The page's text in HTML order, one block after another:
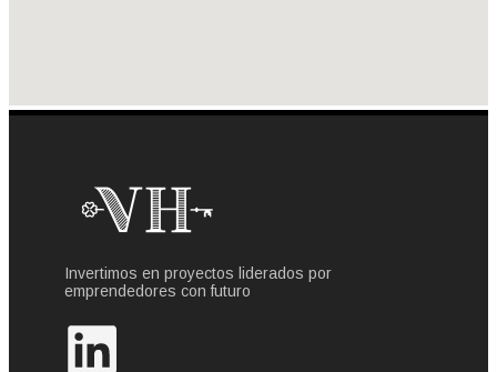
Invertimos en proyectos liderados por
emprendedores con futuro